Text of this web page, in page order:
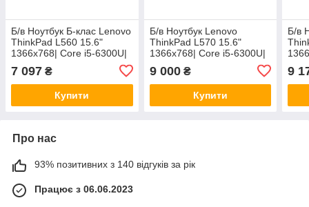
Б/в Ноутбук Б-клас Lenovo
ThinkPad L560 15.6"
1366x768| Core i5-6300U|
8 GB RAM| 240 GB SSD|
HD 520
7 097 ₴
Купити
Б/в Ноутбук Lenovo
ThinkPad L570 15.6"
1366x768| Core i5-6300U|
8 GB RAM| 256 GB SSD|
HD 520
9 000₴
Купити
Б/в
9
Про нас
93% позитивних з 140 відгуків за рік
Працює з 06.06.2023